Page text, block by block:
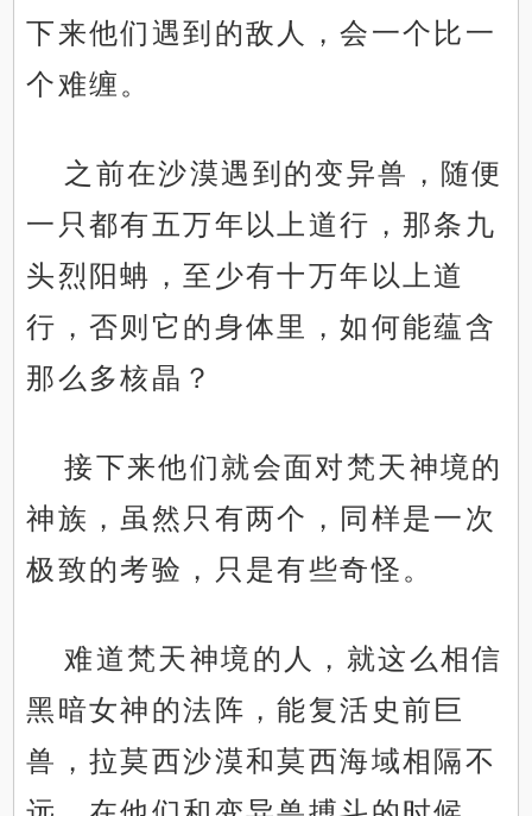
下来他们遇到的敌人，会一个比一
个难缠。
之前在沙漠遇到的变异兽，随便
一只都有五万年以上道行，那条九
头烈阳蚺，至少有十万年以上道
行，否则它的身体里，如何能蕴含
那么多核晶？
接下来他们就会面对梵天神境的
神族，虽然只有两个，同样是一次
极致的考验，只是有些奇怪。
难道梵天神境的人，就这么相信
黑暗女神的法阵，能复活史前巨
兽，拉莫西沙漠和莫西海域相隔不